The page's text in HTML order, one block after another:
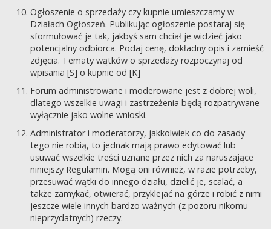
Ogłoszenie o sprzedaży czy kupnie umieszczamy w
Działach Ogłoszeń. Publikując ogłoszenie postaraj się
sformułować je tak, jakbyś sam chciał je widzieć jako
potencjalny odbiorca. Podaj cenę, dokładny opis i zamieść
zdjęcia. Tematy wątków o sprzedaży rozpoczynaj od
wpisania [S] o kupnie od [K]
Forum administrowane i moderowane jest z dobrej woli,
dlatego wszelkie uwagi i zastrzeżenia będą rozpatrywane
wyłącznie jako wolne wnioski.
Administrator i moderatorzy, jakkolwiek co do zasady
tego nie robią, to jednak mają prawo edytować lub
usuwać wszelkie treści uznane przez nich za naruszające
niniejszy Regulamin. Mogą oni również, w razie potrzeby,
przesuwać wątki do innego działu, dzielić je, scalać, a
także zamykać, otwierać, przyklejać na górze i robić z nimi
jeszcze wiele innych bardzo ważnych (z pozoru nikomu
nieprzydatnych) rzeczy.